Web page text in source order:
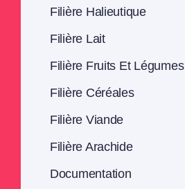
Filière Halieutique
Filière Lait
Filière Fruits Et Légumes
Filière Céréales
Filière Viande
Filière Arachide
Documentation